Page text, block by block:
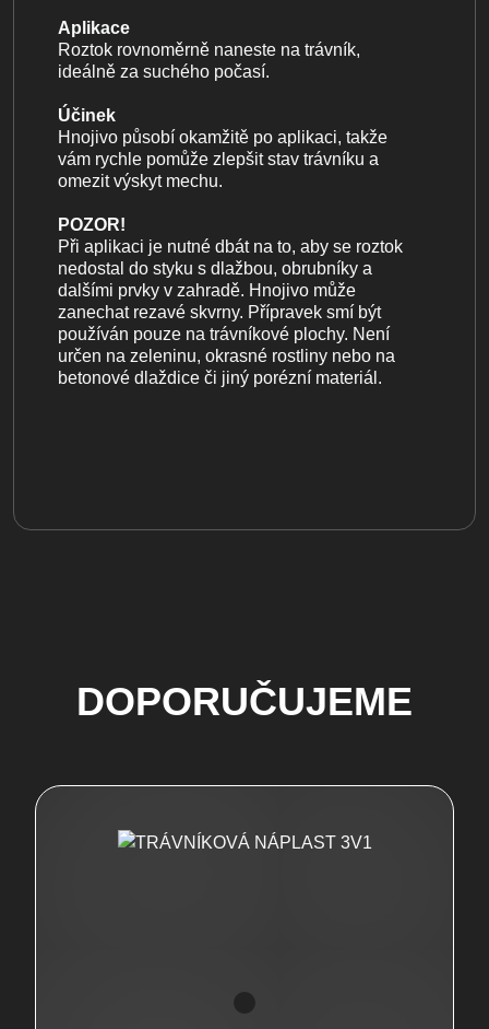
Aplikace
Roztok rovnoměrně naneste na trávník,
ideálně za suchého počasí.
Účinek
Hnojivo působí okamžitě po aplikaci, takže
vám rychle pomůže zlepšit stav trávníku a
omezit výskyt mechu.
POZOR!
Při aplikaci je nutné dbát na to, aby se roztok
nedostal do styku s dlažbou, obrubníky a
dalšími prvky v zahradě. Hnojivo může
zanechat rezavé skvrny. Přípravek smí být
používán pouze na trávníkové plochy. Není
určen na zeleninu, okrasné rostliny nebo na
betonové dlaždice či jiný porézní materiál.
DOPORUČUJEME